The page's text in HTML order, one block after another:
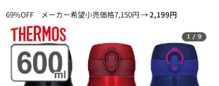
69%OFF メーカー希望小売価格7,150円 →2,199円